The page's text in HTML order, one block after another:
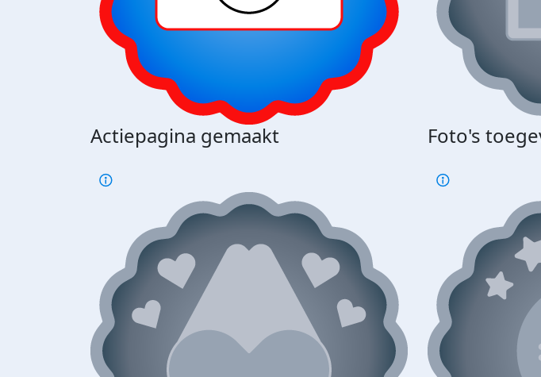
Actiepagina gemaakt Foto's